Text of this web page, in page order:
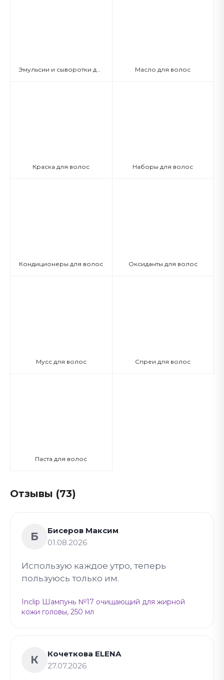
Масло для волос
Краска для волос Наборы для волос
Кондиционеры для волос Оксиданты для волос
Мусс для волос Спреи для волос
Паста для волос
Отзывы (73)
Б
Бисеров Максим
01.08.2026
Использую каждое утро, теперь
пользуюсь только им.
Inclip Шампунь №17 очищающий для жирной
кожи головы, 250 мл
К
Кочеткова ELENA
27.07.2026